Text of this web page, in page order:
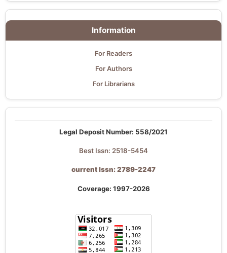
Information
For Readers
For Authors
For Librarians
Legal Deposit Number: 558/2021
Best Issn: 2518-5454
current Issn: 2789-2247
Coverage: 1997-2026